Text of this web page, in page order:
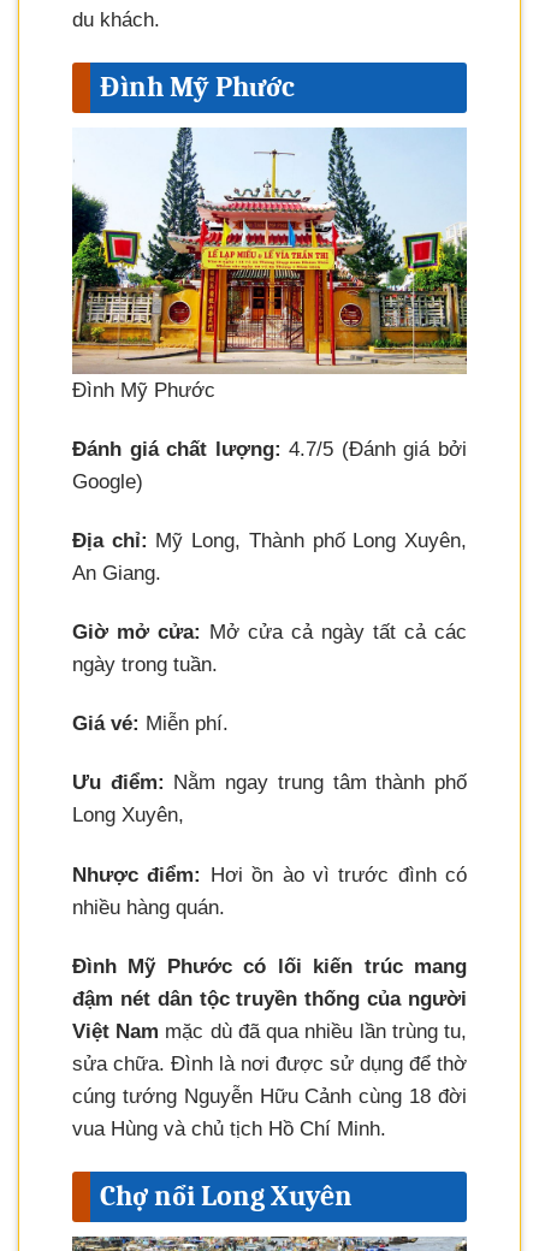
du khách.
Đình Mỹ Phước
Đình Mỹ Phước
Đánh giá chất lượng: 4.7/5 (Đánh giá bởi
Google)
Địa chỉ: Mỹ Long, Thành phố Long Xuyên,
An Giang.
Giờ mở cửa: Mở cửa cả ngày tất cả các
ngày trong tuần.
Giá vé: Miễn phí.
Ưu điểm: Nằm ngay trung tâm thành phố
Long Xuyên,
Nhược điểm: Hơi ồn ào vì trước đình có
nhiều hàng quán.
Đình Mỹ Phước có lối kiến trúc mang
đậm nét dân tộc truyền thống của người
Việt Nam mặc dù đã qua nhiều lần trùng tu,
sửa chữa. Đình là nơi được sử dụng để thờ
cúng tướng Nguyễn Hữu Cảnh cùng 18 đời
vua Hùng và chủ tịch Hồ Chí Minh.
Chợ nổi Long Xuyên